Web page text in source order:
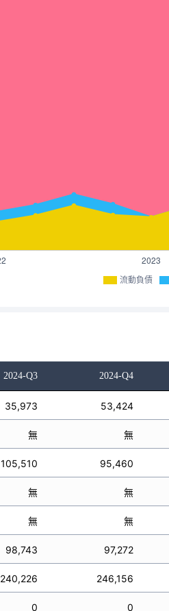
流動負債
2024-Q3 2024-Q4
35,973 53,424
無 無
105,510 95,460
無 無
無 無
98,743 97,272
240,226 246,156
0 0